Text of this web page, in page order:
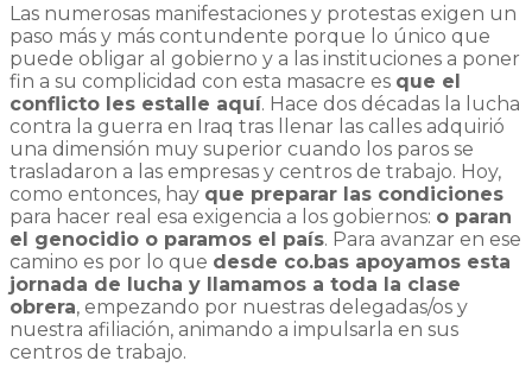
Las numerosas manifestaciones y protestas exigen un
paso más y más contundente porque lo único que
puede obligar al gobierno y a las instituciones a poner
fin a su complicidad con esta masacre es que el
conflicto les estalle aquí. Hace dos décadas la lucha
contra la guerra en Iraq tras llenar las calles adquirió
una dimensión muy superior cuando los paros se
trasladaron a las empresas y centros de trabajo. Hoy,
como entonces, hay que preparar las condiciones
para hacer real esa exigencia a los gobiernos: o paran
el genocidio o paramos el país. Para avanzar en ese
camino es por lo que desde co.bas apoyamos esta
jornada de lucha y llamamos a toda la clase
obrera, empezando por nuestras delegadas/os y
nuestra afiliación, animando a impulsarla en sus
centros de trabajo.